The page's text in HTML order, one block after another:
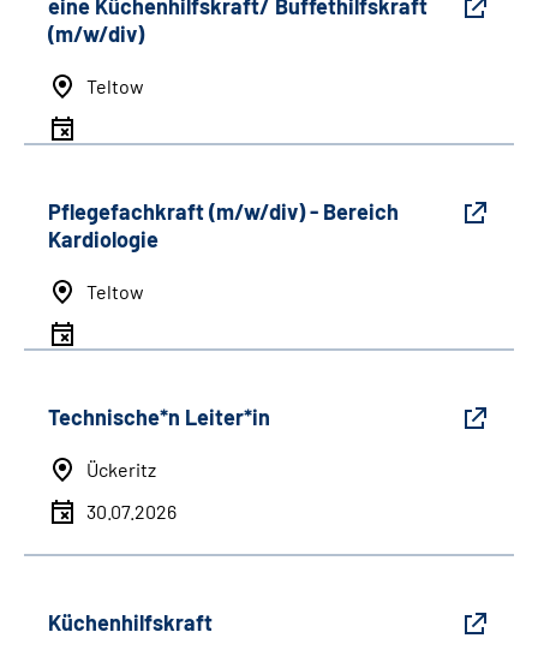
eine Küchenhilfskraft/ Buffethilfskraft
(m/w/div)
Teltow
Pflegefachkraft (m/w/div) - Bereich
Kardiologie
Teltow
Technische*n Leiter*in
Ückeritz
30.07.2026
Küchenhilfskraft